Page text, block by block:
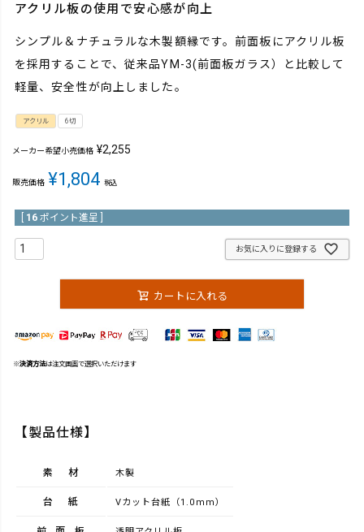
アクリル板の使用で安心感が向上
シンプル＆ナチュラルな木製額縁です。前面板にアクリル板
を採用することで、従来品YM-3(前面板ガラス）と比較して
軽量、安全性が向上しました。
アクリル 6切
メーカー希望小売価格 ¥2,255
販売価格 ¥1,804 税込
16 ポイント進呈 ]
お気に入りに登録する
カートに入れる
※決済方法は注文画面で選択いただけます
【製品仕様】
素材 木製
台紙 Vカット台紙（1.0mm）